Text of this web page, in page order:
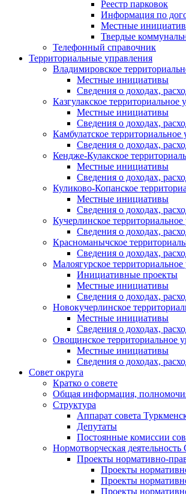
Реестр парковок
Информация по
Местные
Твердые
Телефонный справочник
Территориальные управления
Владимировское
Местные инициативы
Сведения о доходах,
Казгулакское территориальное
Местные инициативы
Сведения о доходах,
Камбулатское территориальное
Сведения о доходах,
Кендже-Кулакское
Местные инициативы
Сведения о доходах,
Куликово-Копанское
Местные инициативы
Сведения о доходах,
Кучерлинское
Сведения о доходах,
Красноманычское
Сведения о доходах,
Малоягурское
Инициативные проекты
Местные инициативы
Сведения о доходах,
Новокучерлинское
Местные инициативы
Сведения о доходах,
Овощинское территориальное
Местные инициативы
Сведения о доходах,
Совет округа
Кратко о совете
Общая информация,
Структура
Аппарат совета
Депутаты
Постоянные комиссии
Нормотворческая деятельность
Проекты нормативно-
Проекты
Проекты
Проекты